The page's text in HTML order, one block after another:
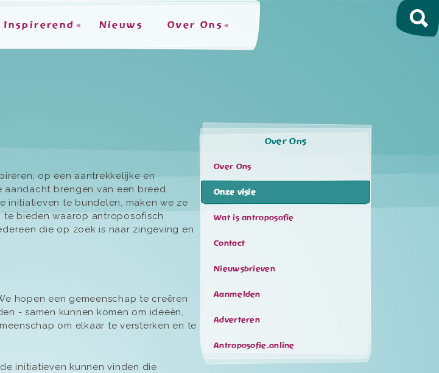
Inspirerend Nieuws Over Ons
Over Ons
Over Ons
Onze visie
Wat is antroposofie
Contact
Nieuwsbrieven
Aanmelden
Adverteren
Antroposofie.online
op een aantrekkelijke en
aandacht brengen van een breed
initiatieven te bundelen, maken we ze
te bieden waarop antroposofisch
die op zoek is naar zingeving en
hopen een gemeenschap te creëren
- samen kunnen komen om ideeën,
om elkaar te versterken en te
initiatieven kunnen vinden die